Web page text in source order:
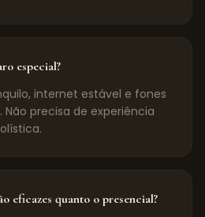
especial?
internet estável e fones
precisa de experiência
eficazes quanto o presencial?